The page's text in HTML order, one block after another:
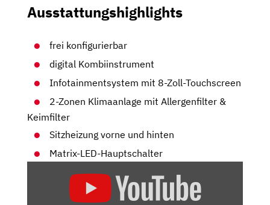
Ausstattungshighlights
frei konfigurierbar
digital Kombiinstrument
Infotainmentsystem mit 8-Zoll-Touchscreen
2-Zonen Klimaanlage mit Allergenfilter &
Keimfilter
Sitzheizung vorne und hinten
Matrix-LED-Hauptschalter